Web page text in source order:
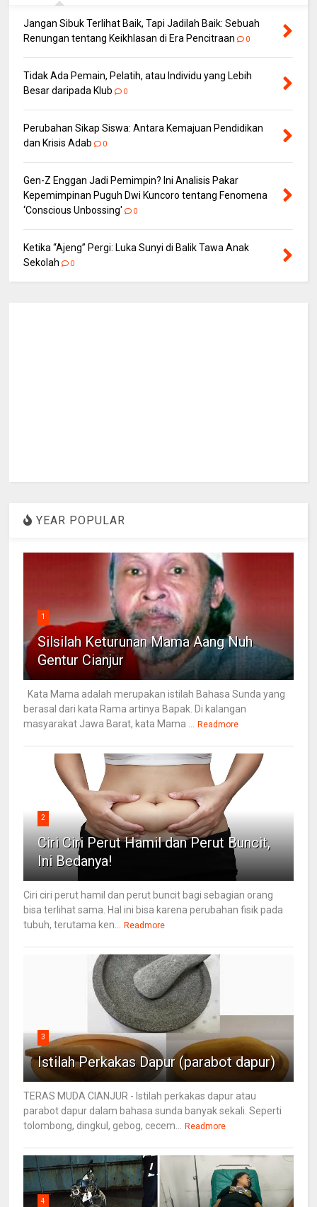
Jangan Sibuk Terlihat Baik, Tapi Jadilah Baik: Sebuah
Renungan tentang Keikhlasan di Era Pencitraan
0
Tidak Ada Pemain, Pelatih, atau Individu yang Lebih
Besar daripada Klub
0
Perubahan Sikap Siswa: Antara Kemajuan Pendidikan
dan Krisis Adab
0
Gen-Z Enggan Jadi Pemimpin? Ini Analisis Pakar
Kepemimpinan Puguh Dwi Kuncoro tentang Fenomena
‘Conscious Unbossing'
0
Ketika “Ajeng” Pergi: Luka Sunyi di Balik Tawa Anak
Sekolah
0
YEAR POPULAR
1
Silsilah Keturunan Mama Aang Nuh
Gentur Cianjur
Kata Mama adalah merupakan istilah Bahasa Sunda yang
berasal dari kata Rama artinya Bapak. Di kalangan
masyarakat Jawa Barat, kata Mama ...
Readmore
2
Ciri Ciri Perut Hamil dan Perut Buncit,
Ini Bedanya!
Ciri ciri perut hamil dan perut buncit bagi sebagian orang
bisa terlihat sama. Hal ini bisa karena perubahan fisik pada
tubuh, terutama ken...
Readmore
3
Istilah Perkakas Dapur (parabot dapur)
TERAS MUDA CIANJUR - Istilah perkakas dapur atau
parabot dapur dalam bahasa sunda banyak sekali. Seperti
tolombong, dingkul, gebog, cecem...
Readmore
4